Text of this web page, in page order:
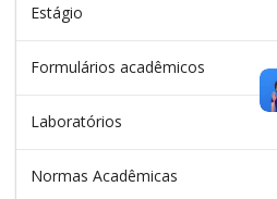
Estágio
Formulários acadêmicos
Laboratórios
Normas Acadêmicas